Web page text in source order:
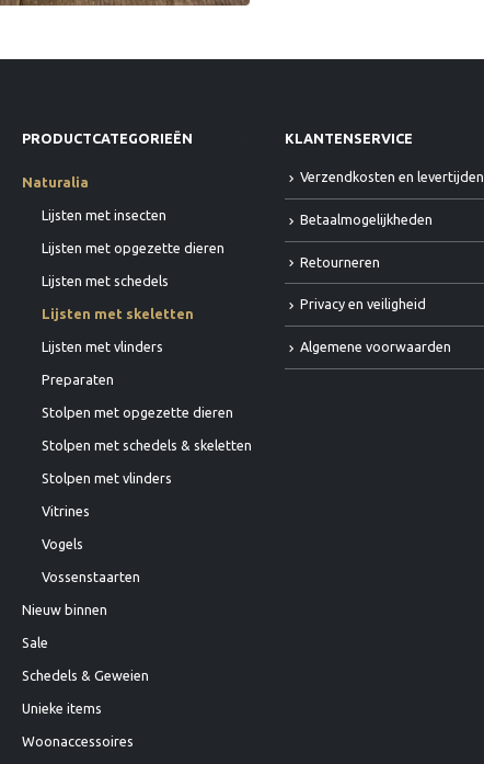
PRODUCTCATEGORIEËN
Naturalia
Lijsten met insecten
Lijsten met opgezette dieren
Lijsten met schedels
Lijsten met skeletten
Lijsten met vlinders
Preparaten
Stolpen met opgezette dieren
Stolpen met schedels & skeletten
Stolpen met vlinders
Vitrines
Vogels
Vossenstaarten
Nieuw binnen
Sale
Schedels & Geweien
Unieke items
Woonaccessoires
KLANTENSERVICE
Verzendkosten en levertijden
Betaalmogelijkheden
Retourneren
Privacy en veiligheid
Algemene voorwaarden